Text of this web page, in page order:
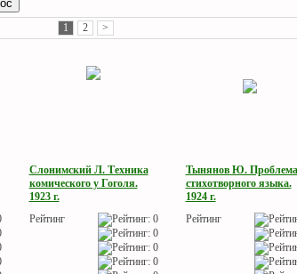
1 2 >
Слонимский Л. Техника
комического у Гоголя.
1923 г.
Рейтинг
Тынянов Ю. Проблема
стихотворного языка.
1924 г.
Рейтинг